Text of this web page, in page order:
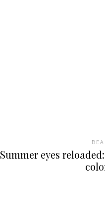
Summer eyes